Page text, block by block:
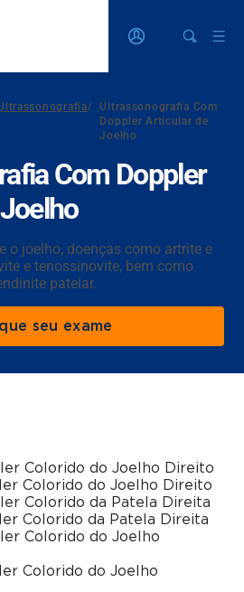
/
Ultrassonografia Com
Doppler Articular de
Joelho
Com Doppler
o joelho, doenças como artrite e
e tenossinovite, bem como
patelar.
seu exame
Colorido do Joelho Direito
Colorido do Joelho Direito
Colorido da Patela Direita
Colorido da Patela Direita
Colorido do Joelho
Colorido do Joelho